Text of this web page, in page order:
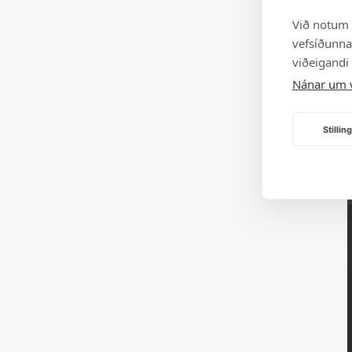
Við
viðeigandi
Nánar um